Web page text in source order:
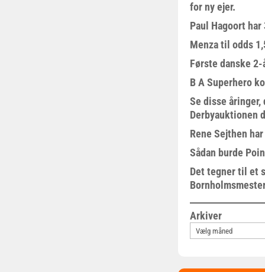
for ny ejer.
Paul Hagoort
Menza til odds
Første danske
B A Superhero
Se disse
Derbyauktionen
Rene Sejthen
Sådan burde
Det tegner til et
Arkiver